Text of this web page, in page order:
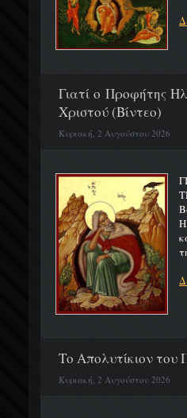
Γιατί ο Προφήτης
Χριστού (Βίντεο)
Κυριακή, 2 Αυγούστου 2026
Το Απολυτίκιον του
Κυριακή, 2 Αυγούστου 2026